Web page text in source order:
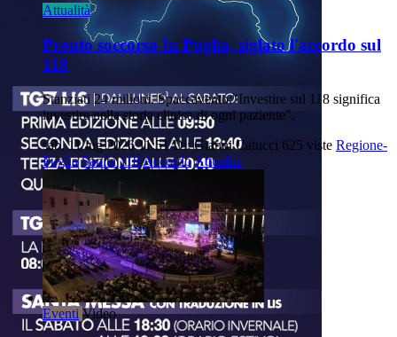
Attualità
Pronto soccorso In Puglia, siglato l'accordo sul
118
Stanziati 24 milioni. Spaccavento:"Investire sul 118 significa
investire nella storia clinica di ogni paziente".
sab, 11 lug 2026 11:51 Di: Gianni Catucci 625 viste Regione-
Puglia Sanità 118AccordoAttualità
Eventi Video